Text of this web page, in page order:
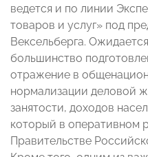
ведется и по линии
товаров и услуг» под
Вексельберга.
большинство
отражение в
нормализации деловой
занятости, доходов
который в оперативном
Правительстве